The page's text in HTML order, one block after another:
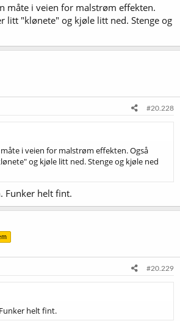
måte i veien for malstrøm effekten.
litt "klønete" og kjøle litt ned. Stenge og
#20.228
i veien for malstrøm effekten. Også
og kjøle litt ned. Stenge og kjøle ned
Funker helt fint.
#20.229
helt fint.